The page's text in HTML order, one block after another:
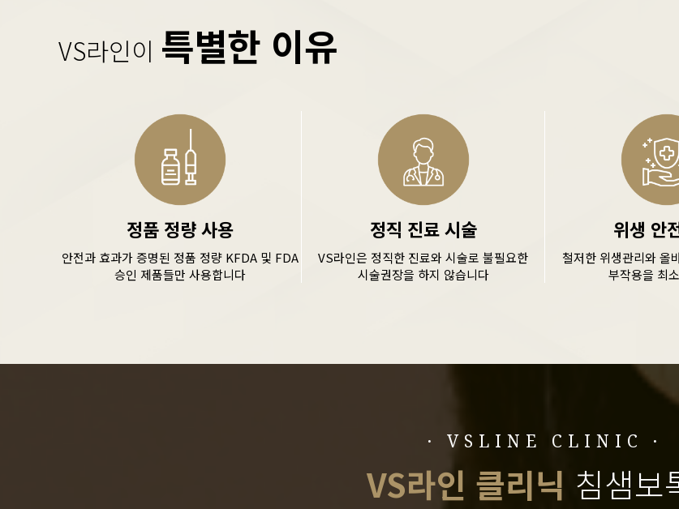
VS라인이 특별한 이유
정품 정량 사용
안전과 효과가 증명된 정품 정량 KFDA 및 FDA
승인 제품들만 사용합니다
정직 진료 시술
VS라인은 정직한 진료와 시술로 불필요한
시술권장을 하지 않습니다
위생 안
철저한 위생관리와 올
부작용을 최
· VSLINE CLINIC ·
VS라인 클리닉 침샘보